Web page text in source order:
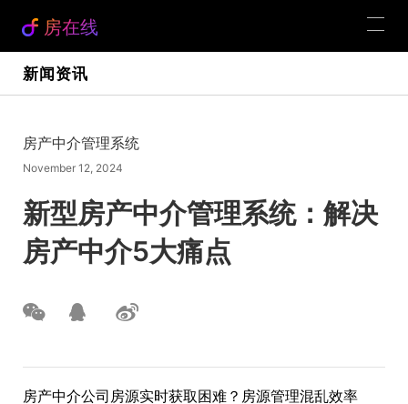
房在线
新闻资讯
房产中介管理系统
November 12, 2024
新型房产中介管理系统：解决
房产中介5大痛点
房产中介公司房源实时获取困难？房源管理混乱效率